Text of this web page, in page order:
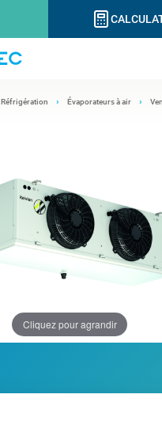
Réfrigération Évaporateurs à air
Cliquez pour agrandir